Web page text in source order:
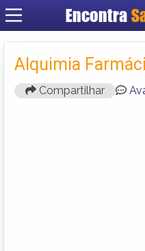
Encontra
Alquimia
Compartilhar